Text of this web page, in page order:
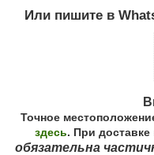
Или пишите в
Точное
здесь. При доставке
обязательна